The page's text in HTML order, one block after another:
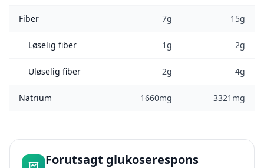
Fiber 7g 15g
Løselig fiber 1g 2g
Uløselig fiber 2g 4g
Natrium 1660mg 3321mg
Forutsagt glukoserespons